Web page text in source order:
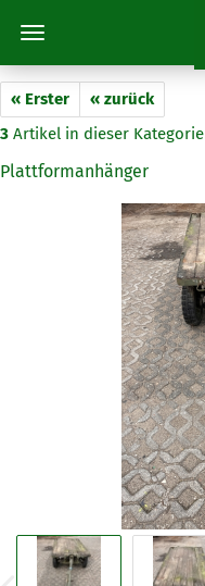
« Erster
« zurück
3 Artikel in dieser Kategorie
Plattformanhänger